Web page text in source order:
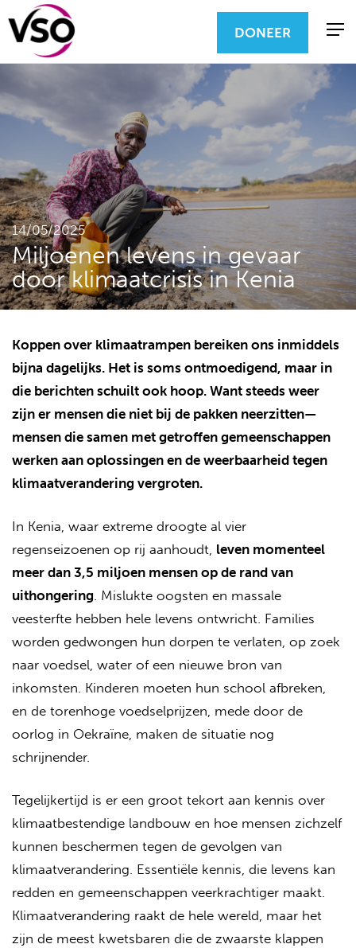
DONEER
14/05/2025
Miljoenen levens in gevaar
door klimaatcrisis in Kenia
Koppen over klimaatrampen bereiken ons inmiddels
bijna dagelijks. Het is soms ontmoedigend, maar in
die berichten schuilt ook hoop. Want steeds weer
zijn er mensen die niet bij de pakken neerzitten—
mensen die samen met getroffen gemeenschappen
werken aan oplossingen en de weerbaarheid tegen
klimaatverandering vergroten.
In Kenia, waar extreme droogte al vier
regenseizoenen op rij aanhoudt, leven momenteel
meer dan 3,5 miljoen mensen op de rand van
uithongering. Mislukte oogsten en massale
veesterfte hebben hele levens ontwricht. Families
worden gedwongen hun dorpen te verlaten, op zoek
naar voedsel, water of een nieuwe bron van
inkomsten. Kinderen moeten hun school afbreken,
en de torenhoge voedselprijzen, mede door de
oorlog in Oekraïne, maken de situatie nog
schrijnender.
Tegelijkertijd is er een groot tekort aan kennis over
klimaatbestendige landbouw en hoe mensen zichzelf
kunnen beschermen tegen de gevolgen van
klimaatverandering. Essentiële kennis, die levens kan
redden en gemeenschappen veerkrachtiger maakt.
Klimaatverandering raakt de hele wereld, maar het
zijn de meest kwetsbaren die de zwaarste klappen